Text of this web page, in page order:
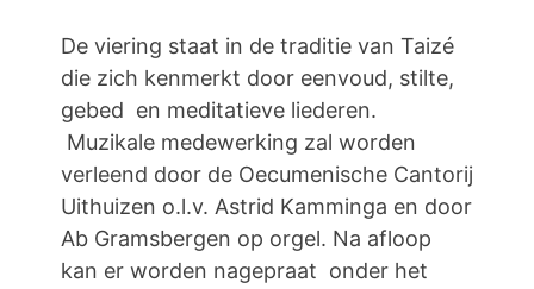
De viering staat in de traditie van Taizé
die zich kenmerkt door eenvoud, stilte,
gebed en meditatieve liederen.
Muzikale medewerking zal worden
verleend door de Oecumenische Cantorij
Uithuizen o.l.v. Astrid Kamminga en door
Ab Gramsbergen op orgel. Na afloop
kan er worden nagepraat onder het